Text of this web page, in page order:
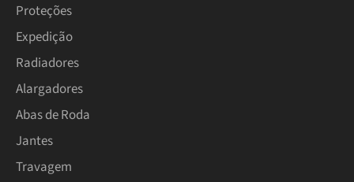
Proteções
Expedição
Radiadores
Alargadores
Abas de Roda
Jantes
Travagem